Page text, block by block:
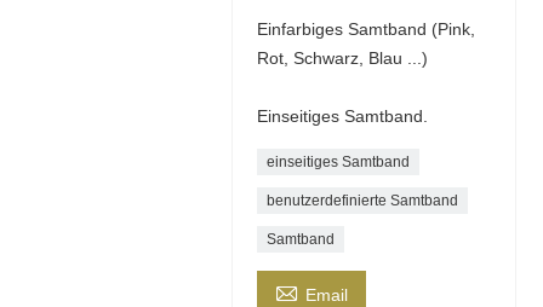
Einfarbiges Samtband (Pink,
Rot, Schwarz, Blau ...)
Einseitiges Samtband.
einseitiges Samtband
benutzerdefinierte Samtband
Samtband
 Email